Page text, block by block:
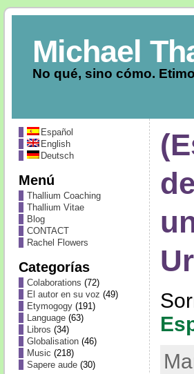
Michael
No qué, sino cómo.
Español
English
Deutsch
Menú
Thallium Coaching
Thallium Vitae
Blog
CONTACT
Rachel Flowers
Categorías
Colaborations (72)
El autor en su voz (49)
Etymogogy(191)
Language(63)
Libros (34)
Globalisation(46)
Music (218)
Sapere aude(30)